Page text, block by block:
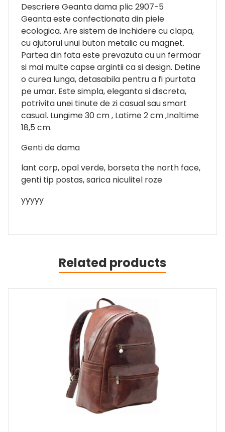
Descriere Geanta dama plic 2907-5
Geanta este confectionata din piele
ecologica. Are sistem de inchidere cu clapa,
cu ajutorul unui buton metalic cu magnet.
Partea din fata este prevazuta cu un fermoar
si mai multe capse argintii ca si design. Detine
o curea lunga, detasabila pentru a fi purtata
pe umar. Este simpla, eleganta si discreta,
potrivita unei tinute de zi casual sau smart
casual. Lungime 30 cm , Latime 2 cm ,Inaltime
18,5 cm.
Genti de dama
lant corp, opal verde, borseta the north face,
genti tip postas, sarica niculitel roze
yyyyy
Related products